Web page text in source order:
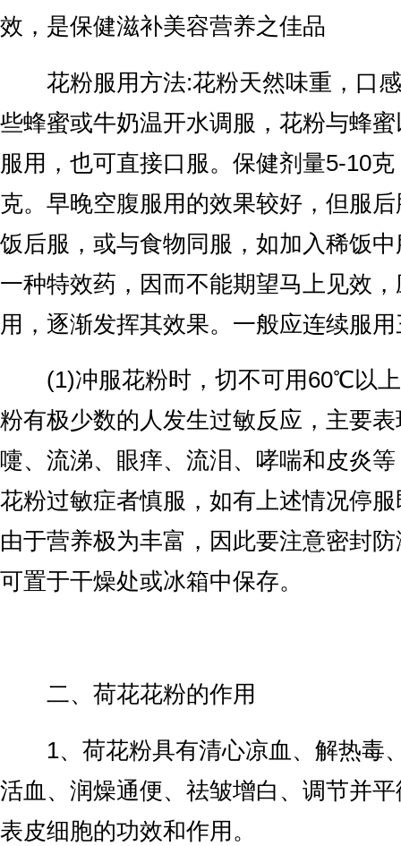
效，是保健滋补美容营养之佳品
花粉服用方法:花粉天然味重，口感
些蜂蜜或牛奶温开水调服，花粉与蜂
服用，也可直接口服。保健剂量5-10
克。早晚空腹服用的效果较好，但服
饭后服，或与食物同服，如加入稀饭
一种特效药，因而不能期望马上见效
用，逐渐发挥其效果。一般应连续服
(1)冲服花粉时，切不可用60℃以上
粉有极少数的人发生过敏反应，主要
嚏、流涕、眼痒、流泪、哮喘和皮炎
花粉过敏症者慎服，如有上述情况停
由于营养极为丰富，因此要注意密封
可置于干燥处或冰箱中保存。
二、荷花花粉的作用
1、荷花粉具有清心凉血、解热毒
活血、润燥通便、祛皱增白、调节并
表皮细胞的功效和作用。